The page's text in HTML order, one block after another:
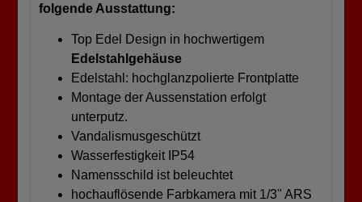
folgende Ausstattung:
Top Edel Design in hochwertigem
Edelstahlgehäuse
Edelstahl: hochglanzpolierte Frontplatte
Montage der Aussenstation erfolgt
unterputz.
Vandalismusgeschützt
Wasserfestigkeit IP54
Namensschild ist beleuchtet
hochauflösende Farbkamera mit 1/3" ARS